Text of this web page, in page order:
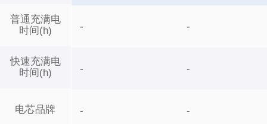
普通充满电
时间(h)
快速充满电
时间(h)
电芯品牌
- -
- -
- -